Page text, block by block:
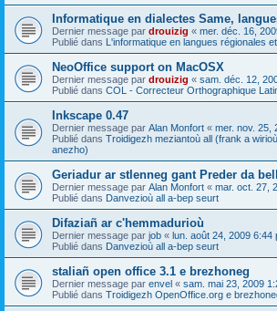
Informatique en dialectes Same,
Dernier message par drouizig « mer. déc. 16,
Publié dans L'informatique en langues régionales
NeoOffice support on MacOSX
Dernier message par drouizig « sam. déc. 12,
Publié dans COL - Correcteur Orthographique
Inkscape 0.47
Dernier message par Alan Monfort « mer. nov. 25,
Publié dans Troidigezh meziantoù all (frank a
anezho)
Geriadur ar stlenneg gant Preder da
Dernier message par Alan Monfort « mar. oct. 27,
Publié dans Danvezioù all a-bep seurt
Difaziañ ar c'hemmadurioù
Dernier message par job « lun. août 24, 2009 6:44
Publié dans Danvezioù all a-bep seurt
staliañ open office 3.1 e brezhoneg
Dernier message par envel « sam. mai 23, 2009
Publié dans Troidigezh OpenOffice.org e